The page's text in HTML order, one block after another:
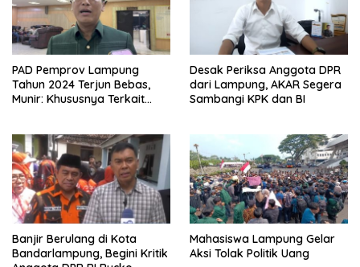
PAD Pemprov Lampung
Tahun 2024 Terjun Bebas,
Munir: Khususnya Terkait
Desak Periksa Anggota DPR
dari Lampung, AKAR Segera
Sambangi KPK dan BI
Banjir Berulang di Kota
Bandarlampung, Begini Kritik
Mahasiswa Lampung Gelar
Aksi Tolak Politik Uang